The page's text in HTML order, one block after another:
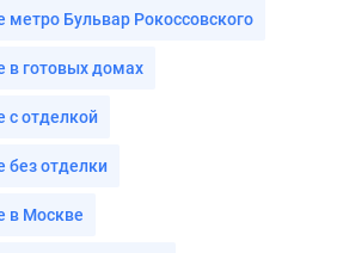
Бульвар Рокоссовского
в готовых домах
с отделкой
без отделки
в Москве